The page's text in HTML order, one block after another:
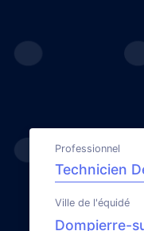
Professionnel
Ville de l'équidé